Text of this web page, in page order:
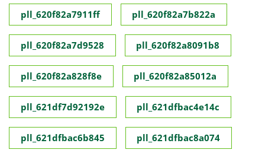
pll_620f82a7911ff pll_620f82a7b822a
pll_620f82a7d9528 pll_620f82a8091b8
pll_620f82a828f8e pll_620f82a85012a
pll_621df7d92192e pll_621dfbac4e14c
pll_621dfbac6b845 pll_621dfbac8a074